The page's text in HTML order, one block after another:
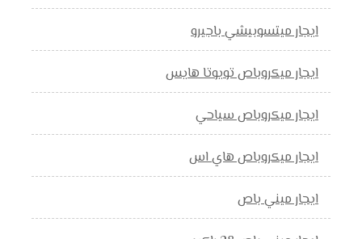
ايجار ميتسوبيشي باجيرو
ايجار ميكروباص تويوتا هايس
ايجار ميكروباص سياحي
ايجار ميكروباص هاي اس
ايجار ميني باص